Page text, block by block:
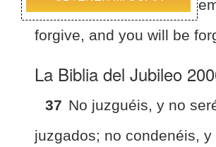
and you will not be
forgive, and you will be
La Biblia del Jubileo
37 No juzguéis, y no
juzgados; no condenéis, y